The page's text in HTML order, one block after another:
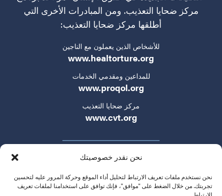
نحن نقدر خصوصيتك
نحن نستخدم ملفات تعريف الارتباط لتحليل أداء الموقع وحركة المرور عليه لتحسين
تجربتك. من خلال الضغط على "موافق"، فإنك توافق على استخدامنا لملفات تعريف
مركز ضحايا التعذيب. ومن المبادرات الأخرى التي
أطلقها مركز ضحايا التعذيب:
للأشخاص الذين يعملون مع الناجين
www.healtorture.org
للمداعين ومقدمي الخدمات
www.proqol.org
مركز ضحايا التعذيب
www.cvt.org